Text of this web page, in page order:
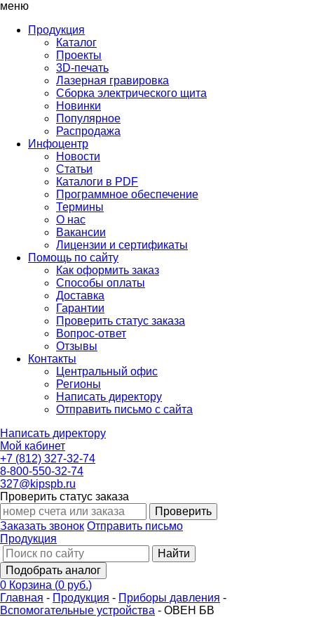
меню
Продукция
Каталог
Проекты
3D-печать
Лазерная гравировка
Сборка электрического щита
Новинки
Популярное
Распродажа
Инфоцентр
Новости
Статьи
Каталоги в PDF
Программное обеспечение
Термины
О нас
Вакансии
Лицензии и сертификаты
Помощь по сайту
Как оформить заказ
Способы оплаты
Доставка
Гарантии
Проверить статус заказа
Вопрос-ответ
Отзывы
Контакты
Центральный офис
Регионы
Написать директору
Отправить письмо с сайта
Написать директору
Мой кабинет
+7 (812) 327-32-74
8-800-550-32-74
327@kipspb.ru
Проверить статус заказа
Проверить
Заказать звонок Отправить письмо
Продукция
Найти
Подобрать аналог
0 Корзина (0 руб.)
Главная - Продукция - Приборы давления -
Вспомогательные устройства - ОВЕН БВ